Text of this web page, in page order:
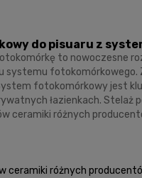
do pisuaru z
to nowoczesne
systemu fotokomórkowego.
fotokomórkowy jest
łazienkach. Stelaż
ceramiki różnych
ceramiki różnych